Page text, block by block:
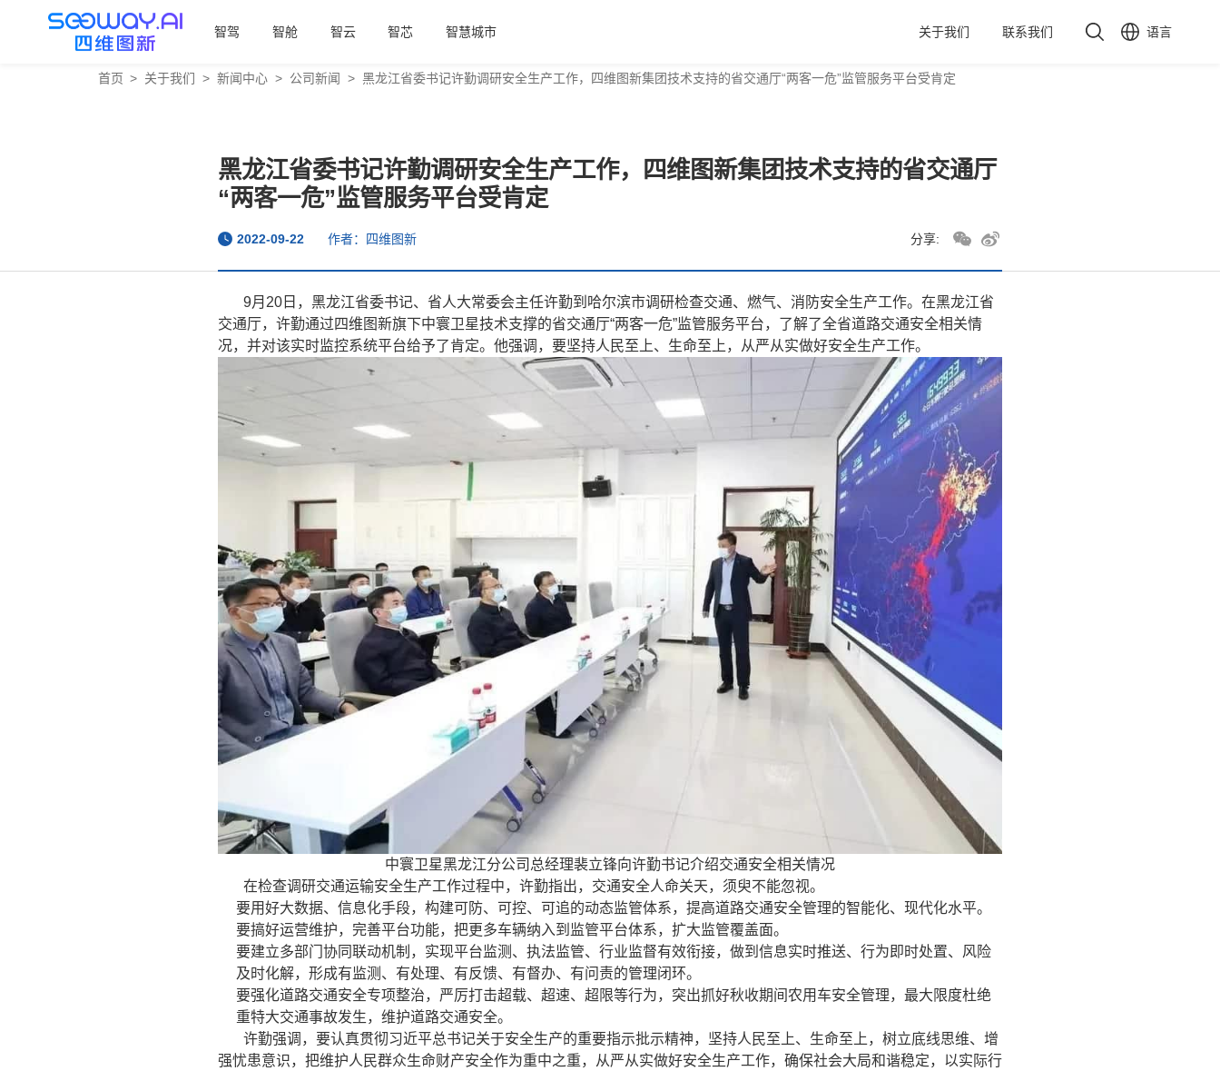
智驾 智舱 智云 智芯 智慧城市 关于我们 联系我们 语言
首页 > 关于我们 > 新闻中心 > 公司新闻 > 黑龙江省委书记许勤调研安全生产工作，四维图新集团技术支持的省交通厅“两客一危”监管服务平台受肯定
黑龙江省委书记许勤调研安全生产工作，四维图新集团技术支持的省交通厅
“两客一危”监管服务平台受肯定
2022-09-22 作者：四维图新 分享:
9月20日，黑龙江省委书记、省人大常委会主任许勤到哈尔滨市调研检查交通、燃气、消防安全生产工作。在黑龙江省
交通厅，许勤通过四维图新旗下中寰卫星技术支撑的省交通厅“两客一危”监管服务平台，了解了全省道路交通安全相关情
况，并对该实时监控系统平台给予了肯定。他强调，要坚持人民至上、生命至上，从严从实做好安全生产工作。
中寰卫星黑龙江分公司总经理裴立锋向许勤书记介绍交通安全相关情况
在检查调研交通运输安全生产工作过程中，许勤指出，交通安全人命关天，须臾不能忽视。
要用好大数据、信息化手段，构建可防、可控、可追的动态监管体系，提高道路交通安全管理的智能化、现代化水平。
要搞好运营维护，完善平台功能，把更多车辆纳入到监管平台体系，扩大监管覆盖面。
要建立多部门协同联动机制，实现平台监测、执法监管、行业监督有效衔接，做到信息实时推送、行为即时处置、风险
及时化解，形成有监测、有处理、有反馈、有督办、有问责的管理闭环。
要强化道路交通安全专项整治，严厉打击超载、超速、超限等行为，突出抓好秋收期间农用车安全管理，最大限度杜绝
重特大交通事故发生，维护道路交通安全。
许勤强调，要认真贯彻习近平总书记关于安全生产的重要指示批示精神，坚持人民至上、生命至上，树立底线思维、增
强忧患意识，把维护人民群众生命财产安全作为重中之重，从严从实做好安全生产工作，确保社会大局和谐稳定，以实际行